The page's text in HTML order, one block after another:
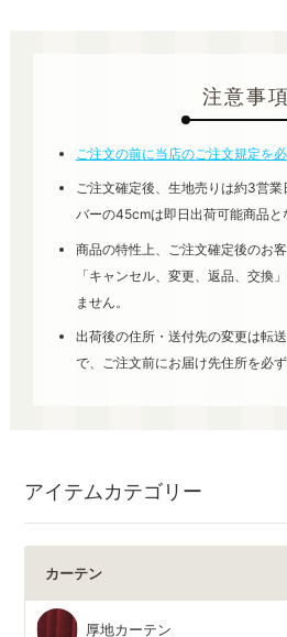
注意事項
ご注文の前に当店のご注文規定を
ご注文確定後、生地売りは約3営業
バーの45cmは即日出荷可能商品と
商品の特性上、ご注文確定後のお
「キャンセル、変更、返品、交換
ません。
出荷後の住所・送付先の変更は転
で、ご注文前にお届け先住所を必ず
アイテムカテゴリー
カーテン
厚地カーテン